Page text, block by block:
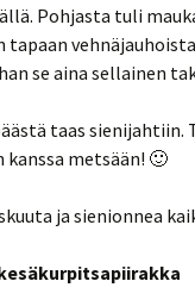
Pohjasta tuli
tapaan
se aina sellainen
taas sienijahtiin.
kanssa metsään! 🙂
ja sienionnea